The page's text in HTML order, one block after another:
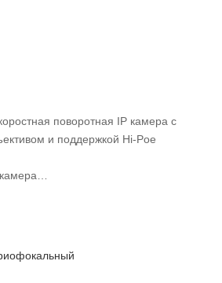
поворотная IP камера с
и поддержкой Hi-Poe
скоростная поворотная
Scan CMOS